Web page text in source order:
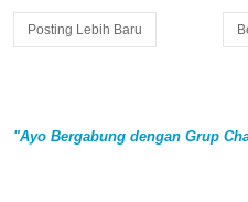
Posting Lebih Baru
"Ayo Bergabung dengan Grup